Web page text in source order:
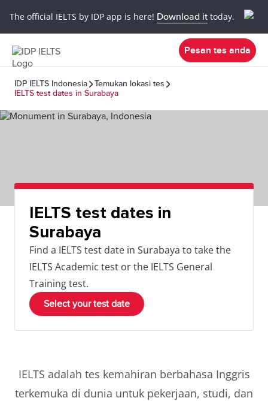
The official IELTS by IDP app is here! Download it today.
Pesan tes anda
IDP IELTS Indonesia
Temukan lokasi tes
IELTS test dates in Surabaya
IELTS test dates in
Surabaya
Find a IELTS test date in Surabaya to take the
IELTS Academic test or the IELTS General
Training test.
Select your test date
IELTS adalah tes kemahiran berbahasa Inggris
terkemuka di dunia untuk pekerjaan, studi, dan